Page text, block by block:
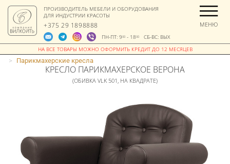
ПРОИЗВОДИТЕЛЬ МЕБЕЛИ И ОБОРУДОВАНИЯ
ДЛЯ ИНДУСТРИИ КРАСОТЫ
+375 29 1898888
ПН-ПТ: 900- 1800СБ-ВС: ВЫХ
МЕНЮ
> Парикмахерские кресла
КРЕСЛО ПАРИКМАХЕРСКОЕ ВЕРОНА
(ОБИВКА VLK 501, НА КВАДРАТЕ)